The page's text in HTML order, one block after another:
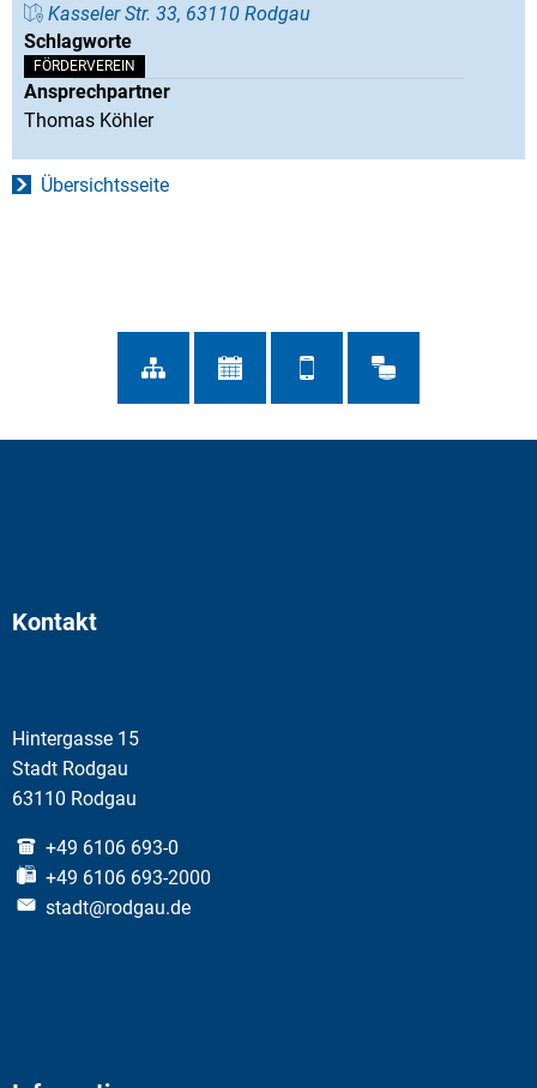
Kasseler Str. 33, 63110 Rodgau
Schlagworte
FÖRDERVEREIN
Ansprechpartner
Thomas Köhler
Übersichtsseite
Kontakt
Hintergasse 15
Stadt Rodgau
63110 Rodgau
+49 6106 693-0
+49 6106 693-2000
stadt@rodgau.de